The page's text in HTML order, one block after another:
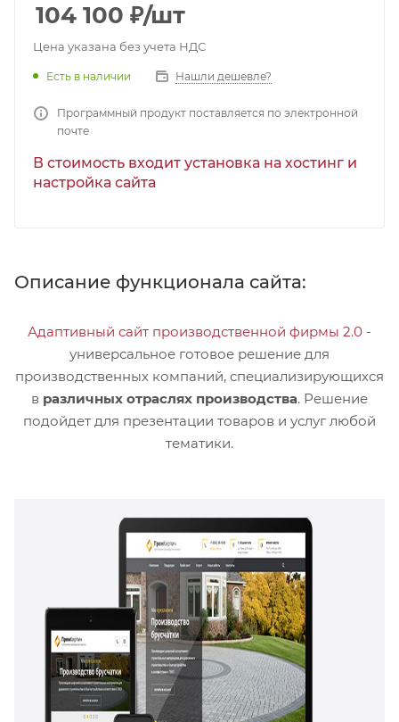
104 100 ₽/шт
Цена указана без учета НДС
Есть в наличии Нашли дешевле?
Программный продукт поставляется по электронной
почте
В стоимость входит установка на хостинг и
настройка сайта
Описание функционала сайта:
Адаптивный сайт производственной фирмы 2.0 -
универсальное готовое решение для
производственных компаний, специализирующихся
в различных отраслях производства. Решение
подойдет для презентации товаров и услуг любой
тематики.